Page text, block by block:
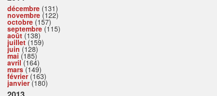
décembre (131)
novembre (122)
octobre (157)
septembre (115)
août (138)
juillet(159)
juin (128)
mai (185)
avril(164)
mars(149)
février(163)
janvier(180)